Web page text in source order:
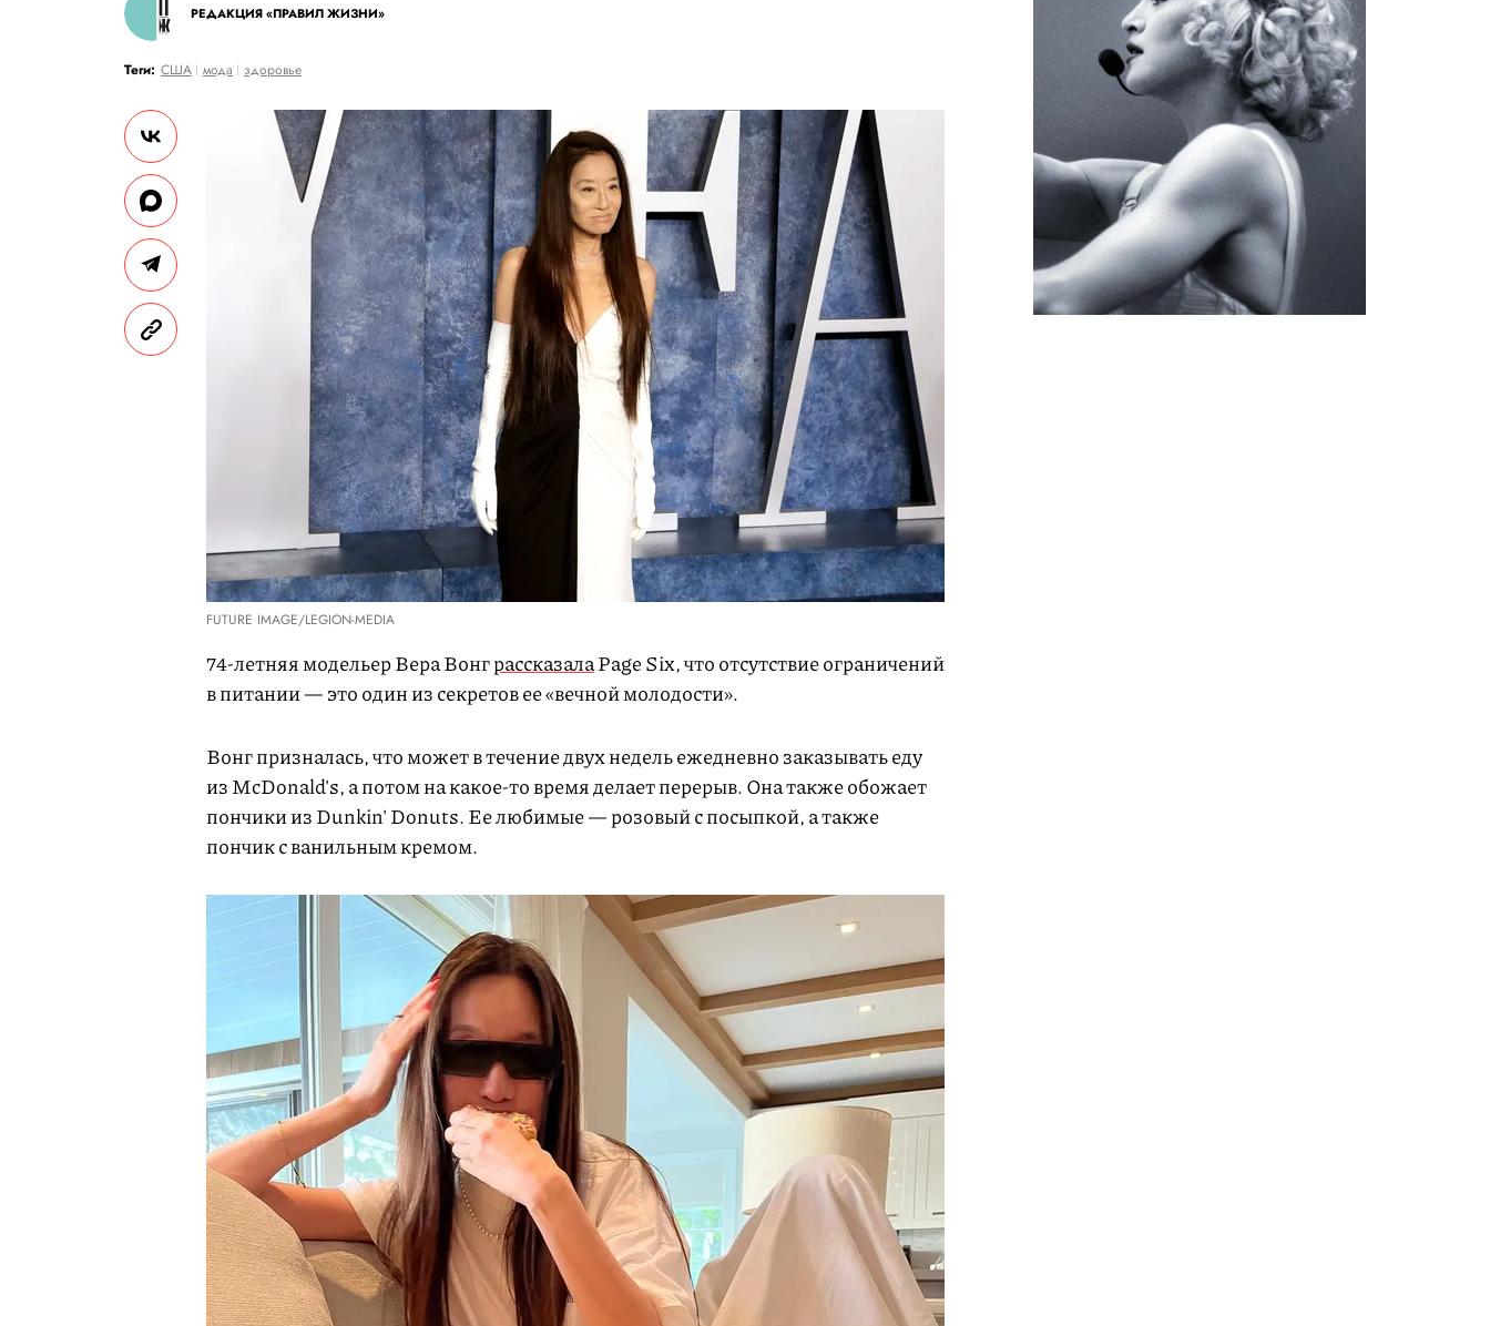
РЕДАКЦИЯ «ПРАВИЛ ЖИЗНИ»
Теги: США мода здоровье
FUTURE IMAGE/LEGION-MEDIA
74-летняя модельер Вера ВонграссказалаPage Six, что отсутствие ограничений
в питании — это один из секретов ее «вечной молодости».
Вонг призналась, что может в течение двух недель ежедневно заказывать еду
из McDonald's, а потом на какое-то время делает перерыв. Она также обожает
пончики из Dunkin' Donuts. Ее любимые — розовый с посыпкой, а также
пончик с ванильным кремом.